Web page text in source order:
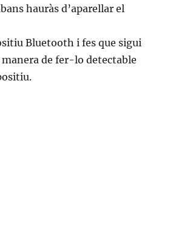
hauràs d’aparellar el
Bluetooth i fes que sigui
manera de fer-lo detectable